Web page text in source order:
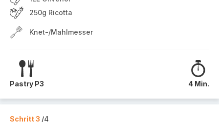
250g Ricotta
Knet-/Mahlmesser
Pastry P3 4 Min.
Schritt 3 /4